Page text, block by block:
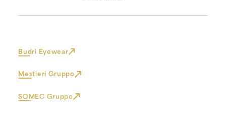
Budri Eyewear
Mestieri Gruppo
SOMEC Gruppo